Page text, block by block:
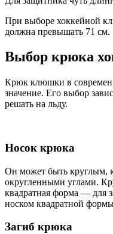
При выборе хоккейной
должна превышать 71 см.
Выбор крюка
Крюк клюшки в
значение. Его выбор
решать на льду.
Носок крюка
Он может быть круглым,
округленными углами.
квадратная форма —
носком квадратной
Загиб крюка